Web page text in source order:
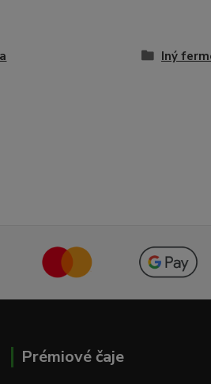
Iný
Prémiové čaje